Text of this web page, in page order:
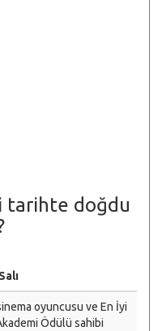
tarihte doğdu
oyuncusu ve En İyi
Ödülü sahibi